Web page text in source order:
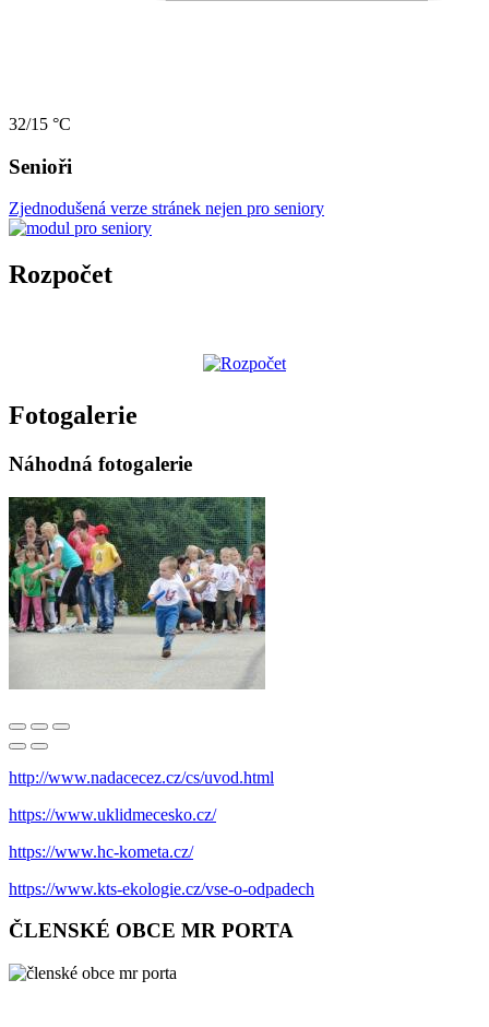
32/15 °C
Senioři
Zjednodušená verze stránek nejen pro seniory
Rozpočet
Fotogalerie
Náhodná fotogalerie
http://www.nadacecez.cz/cs/uvod.html
https://www.uklidmecesko.cz/
https://www.hc-kometa.cz/
https://www.kts-ekologie.cz/vse-o-odpadech
ČLENSKÉ OBCE MR PORTA